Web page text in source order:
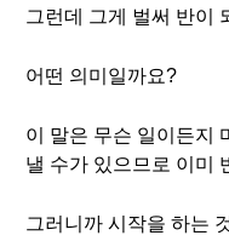
그런데 그게 벌써 반이
어떤 의미일까요?
이 말은 무슨 일이든지
낼 수가 있으므로 이미
그러니까 시작을 하는